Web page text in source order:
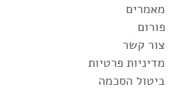
מאמרים
פורום
צור קשר
מדיניות פרטיות
ביטול הסכמה